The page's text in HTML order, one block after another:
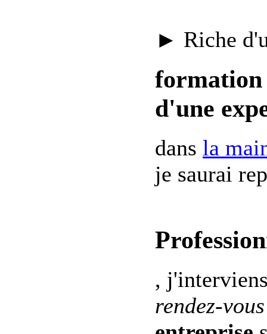
► Riche
formation
d'une
dans la
je saurai
,
rendez-